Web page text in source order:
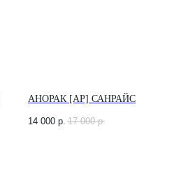
АНОРАК [AP] САНРАЙС
14 000 р. 17 000 р.